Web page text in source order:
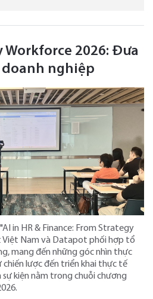
Workforce 2026: Đưa
doanh nghiệp
in HR & Finance: From Strategy
Nam và Datapot phối hợp tổ
mang đến những góc nhìn thực
lược đến triển khai thực tế
kiện nằm trong chuỗi chương